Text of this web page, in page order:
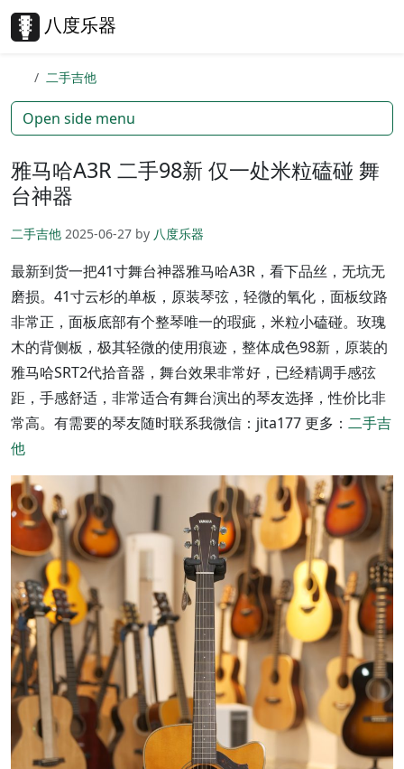
Skip to content
Skip to footer
八度乐器
二手吉他
雅马哈A3R 二手98新 仅一处米粒磕碰 舞
台神器
二手吉他 2025-06-27 by 八度乐器
最新到货一把41寸舞台神器雅马哈A3R，看下品丝，无坑无
磨损。41寸云杉的单板，原装琴弦，轻微的氧化，面板纹路
非常正，面板底部有个整琴唯一的瑕疵，米粒小磕碰。玫瑰
木的背侧板，极其轻微的使用痕迹，整体成色98新，原装的
雅马哈SRT2代拾音器，舞台效果非常好，已经精调手感弦
距，手感舒适，非常适合有舞台演出的琴友选择，性价比非
常高。有需要的琴友随时联系我微信：jita177 更多： 二手吉
他
Open side menu